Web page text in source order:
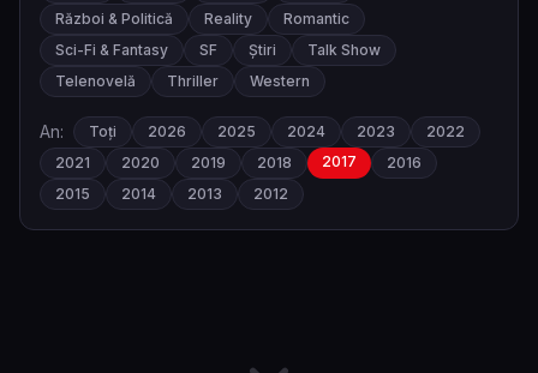
Război & Politică
Reality
Romantic
Sci-Fi & Fantasy
SF Știri
Talk Show
Telenovelă
Thriller Western
An: Toți 2026 2025 2024 2023
2022
2021
2020 2019 2018 2017
2016
2015
2014 2013 2012